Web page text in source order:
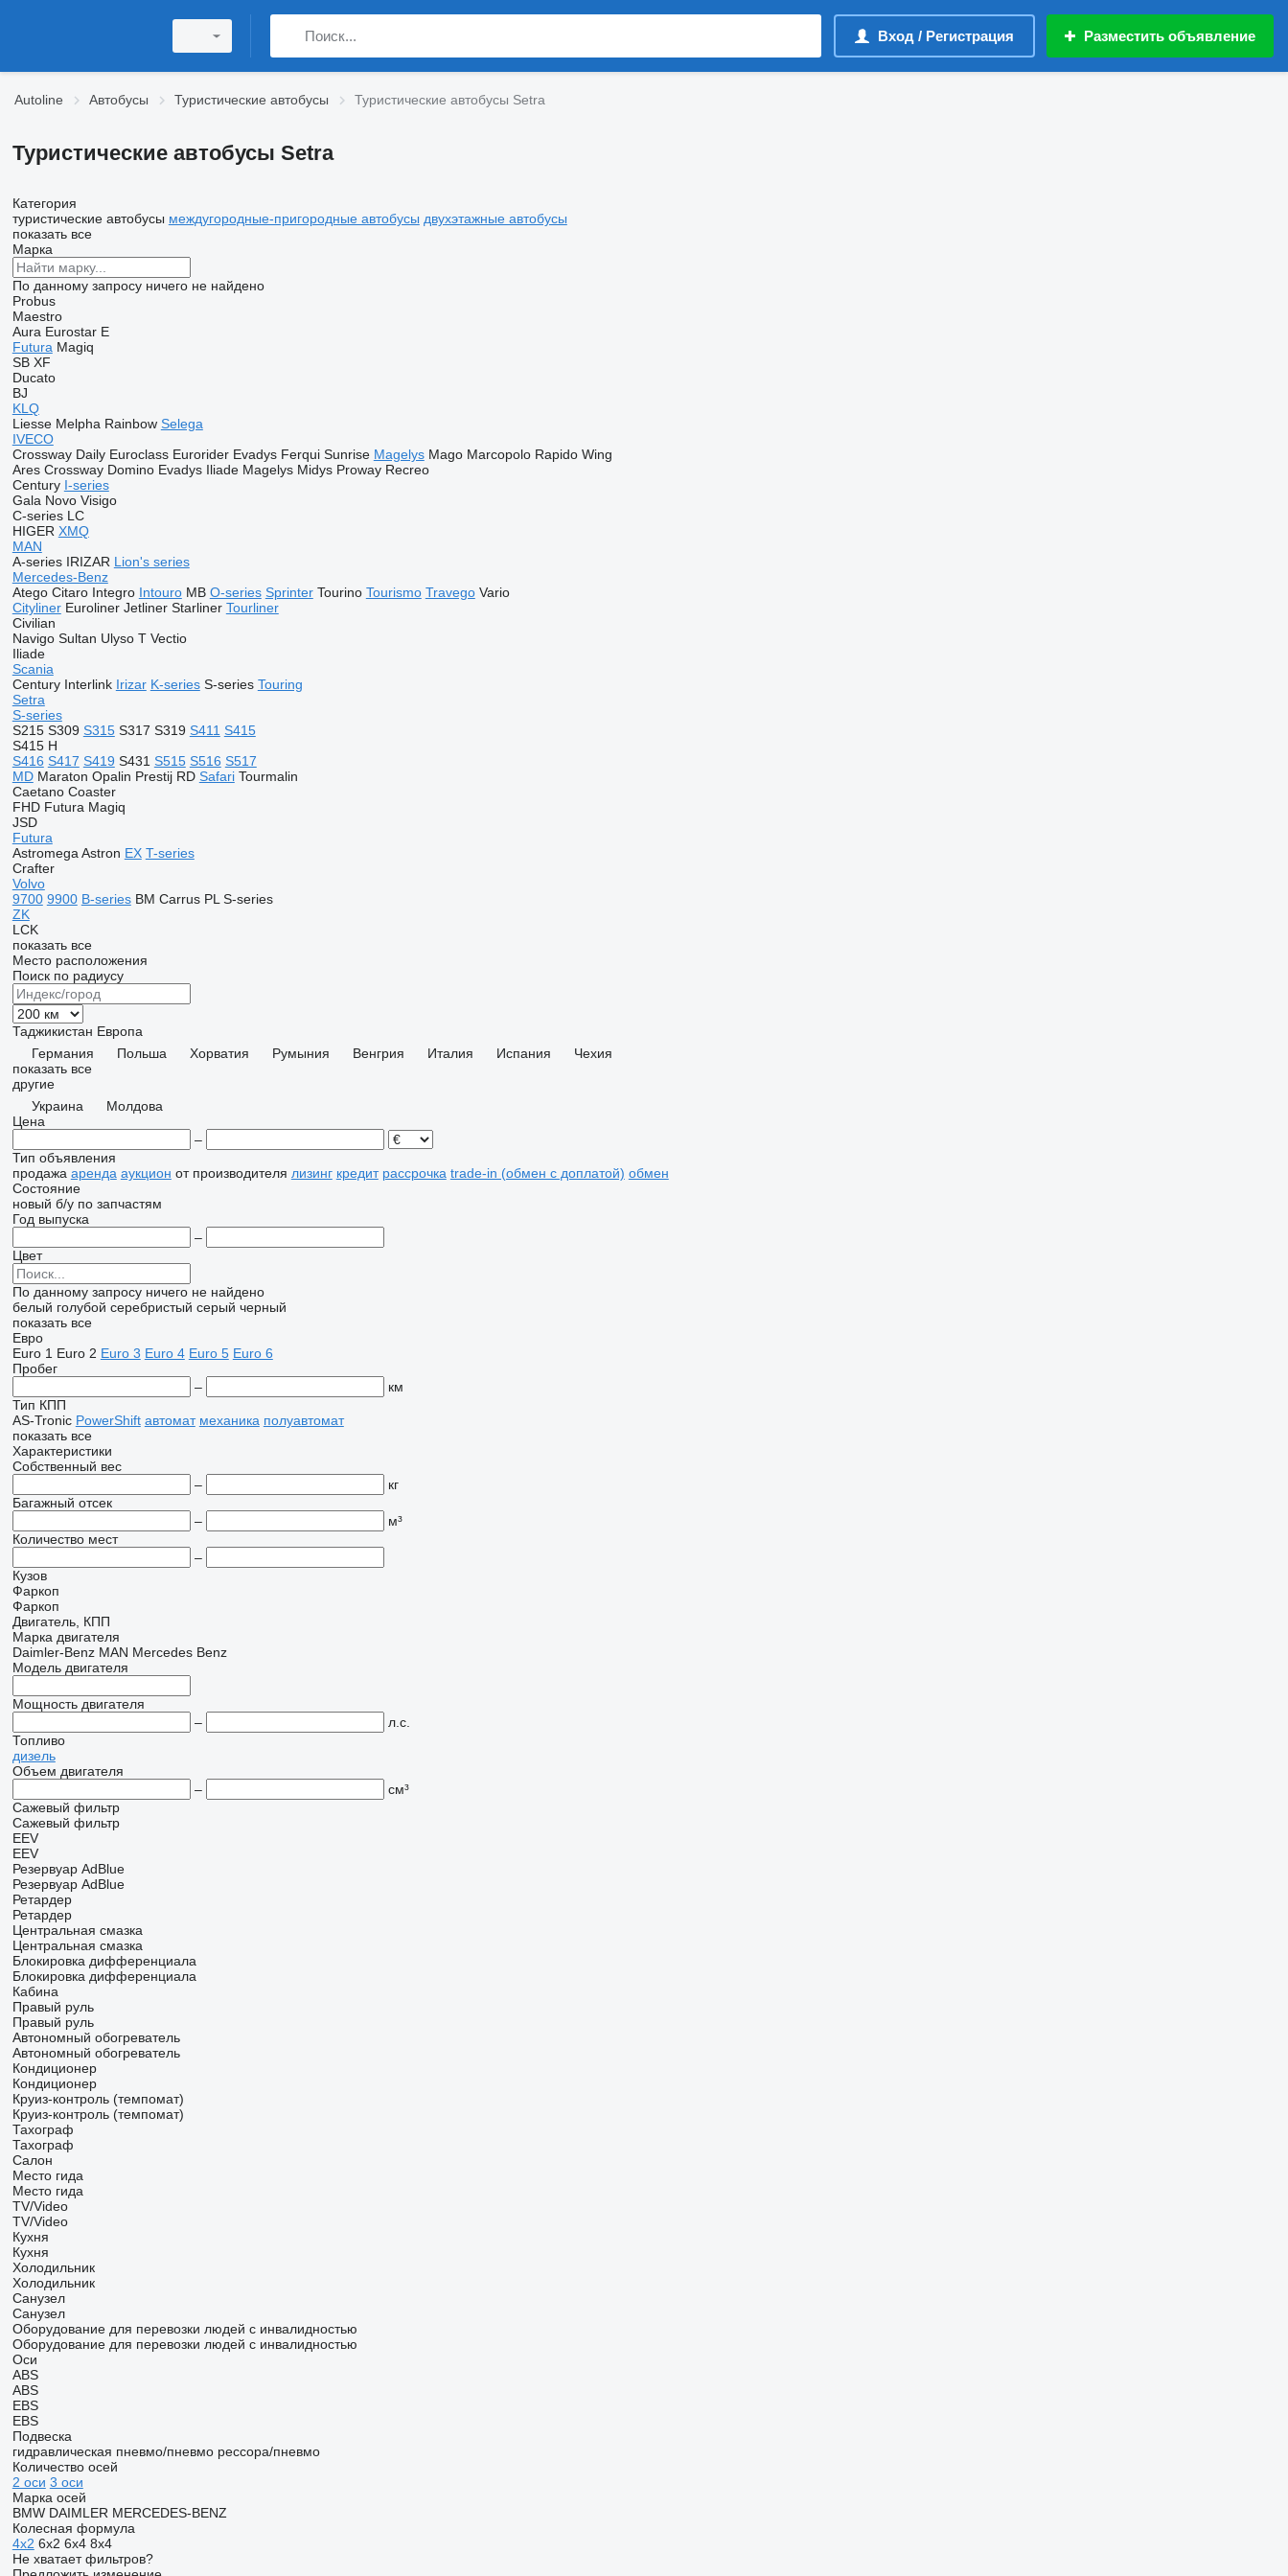
Вход / Регистрация Разместить объявление
Autoline Автобусы Туристические автобусы Туристические автобусы Setra
Туристические автобусы Setra
Категория
туристические автобусы междугородные-пригородные автобусы двухэтажные автобусы
показать все
Марка
По данному запросу ничего не найдено
Probus
Maestro
Aura Eurostar E
Futura Magiq
SB XF
Ducato
BJ
KLQ
Liesse Melpha Rainbow Selega
IVECO
Crossway Daily Euroclass Eurorider Evadys Ferqui Sunrise Magelys Mago Marcopolo Rapido Wing
Ares Crossway Domino Evadys Iliade Magelys Midys Proway Recreo
Century I-series
Gala Novo Visigo
C-series LC
HIGER XMQ
MAN
A-series IRIZAR Lion's series
Mercedes-Benz
Atego Citaro Integro Intouro MB O-series Sprinter Tourino Tourismo Travego Vario
Cityliner Euroliner Jetliner Starliner Tourliner
Civilian
Navigo Sultan Ulyso T Vectio
Iliade
Scania
Century Interlink Irizar K-series S-series Touring
Setra
S-series
S215 S309 S315 S317 S319 S411 S415
S415 H
S416 S417 S419 S431 S515 S516 S517
MD Maraton Opalin Prestij RD Safari Tourmalin
Caetano Coaster
FHD Futura Magiq
JSD
Futura
Astromega Astron EX T-series
Crafter
Volvo
9700 9900 B-series BM Carrus PL S-series
ZK
LCK
показать все
Место расположения
Поиск по радиусу
Таджикистан Европа
Германия
Польша Хорватия Румыния Венгрия Италия Испания
Чехия
показать все
другие
Украина
Молдова
Цена
–
Тип объявления
продажа аренда аукцион от производителя лизинг кредит рассрочка trade-in (обмен с доплатой) обмен
Состояние
новый б/у по запчастям
Год выпуска
–
Цвет
По данному запросу ничего не найдено
белый голубой серебристый серый черный
показать все
Евро
Euro 1 Euro 2 Euro 3 Euro 4 Euro 5 Euro 6
Пробег
–
км
Тип КПП
AS-Tronic PowerShift автомат механика полуавтомат
показать все
Характеристики
Собственный вес
–
кг
Багажный отсек
–
м³
Количество мест
–
Кузов
Фаркоп
Фаркоп
Двигатель, КПП
Марка двигателя
Daimler-Benz MAN Mercedes Benz
Модель двигателя
Мощность двигателя
–
л.с.
Топливо
дизель
Объем двигателя
–
см³
Сажевый фильтр
Сажевый фильтр
EEV
EEV
Резервуар AdBlue
Резервуар AdBlue
Ретардер
Ретардер
Центральная смазка
Центральная смазка
Блокировка дифференциала
Блокировка дифференциала
Кабина
Правый руль
Правый руль
Автономный обогреватель
Автономный обогреватель
Кондиционер
Кондиционер
Круиз-контроль (темпомат)
Круиз-контроль (темпомат)
Тахограф
Тахограф
Салон
Место гида
Место гида
TV/Video
TV/Video
Кухня
Кухня
Холодильник
Холодильник
Санузел
Санузел
Оборудование для перевозки людей с инвалидностью
Оборудование для перевозки людей с инвалидностью
Оси
ABS
ABS
EBS
EBS
Подвеска
гидравлическая пневмо/пневмо рессора/пневмо
Количество осей
2 оси 3 оси
Марка осей
BMW DAIMLER MERCEDES-BENZ
Колесная формула
4x2 6x2 6x4 8x4
Не хватает фильтров?